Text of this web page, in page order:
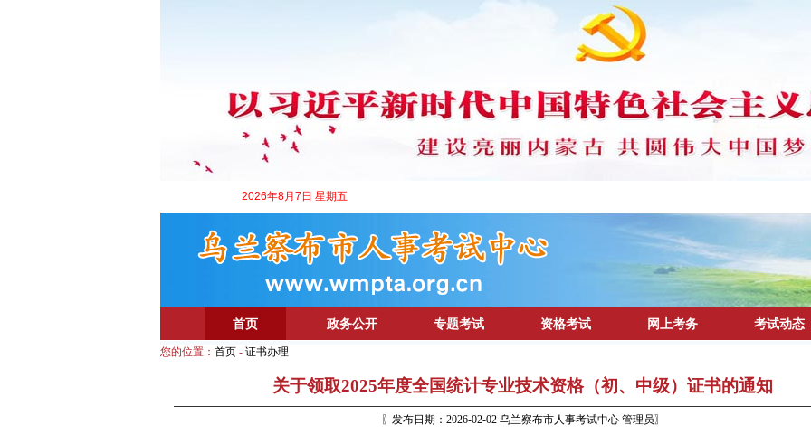
2026年8月7日 星期五
首页 政务公开 专题考试 资格考试 网上考务 考试动态
您的位置： 首页 - 证书办理
关于领取2025年度全国统计专业技术资格（初、中级）证书的通知
〖发布日期：2026-02-02 乌兰察布市人事考试中心 管理员〗